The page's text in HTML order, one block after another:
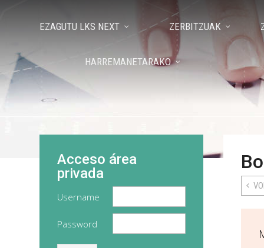
EZAGUTU LKS NEXT ZERBITZUAK
HARREMANETARAKO
Acceso área
privada
Username
Password